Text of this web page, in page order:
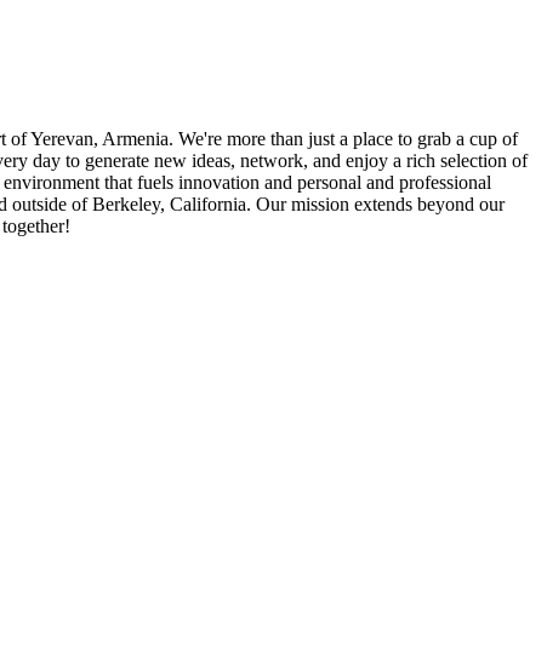
Yerevan, Armenia. We're more than just a place to grab a cup of
day to generate new ideas, network, and enjoy a rich selection of
that fuels innovation and personal and professional
of Berkeley, California. Our mission extends beyond our